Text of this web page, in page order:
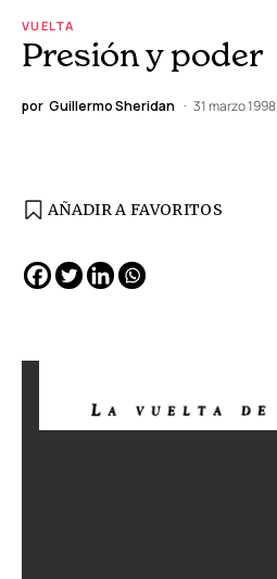
VUELTA
Presión y poder
por Guillermo Sheridan 31 marzo 1998
AÑADIR A FAVORITOS